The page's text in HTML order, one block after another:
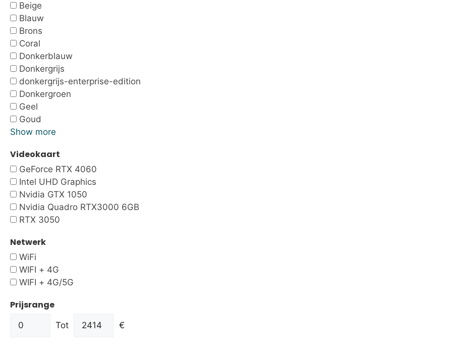
Beige
Blauw
Brons
Coral
Donkerblauw
Donkergrijs
donkergrijs-enterprise-edition
Donkergroen
Geel
Goud
Show more
Videokaart
GeForce RTX 4060
Intel UHD Graphics
Nvidia GTX 1050
Nvidia Quadro RTX3000 6GB
RTX 3050
Netwerk
WiFi
WIFI + 4G
WIFI + 4G/5G
Prijsrange
Tot €